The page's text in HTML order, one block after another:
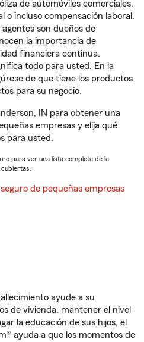
de automóviles comerciales,
o incluso compensación laboral.
son dueños de
la importancia de
financiera continua.
todo para usted. En la
de que tiene los productos
para su negocio.
IN para obtener una
empresas y elija qué
para usted.
para ver una lista completa de la
seguro de pequeñas empresas
ayude a su
de vivienda, mantener el nivel
la educación de sus hijos, el
ayuda a que los momentos de